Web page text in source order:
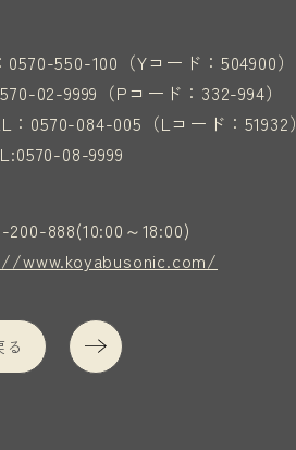
0570-550-100（Yコード：504900）
02-9999（Pコード：332-994）
：0570-084-005（Lコード：51932）
08-9999
200-888(10:00～18:00)
www.koyabusonic.com/
る